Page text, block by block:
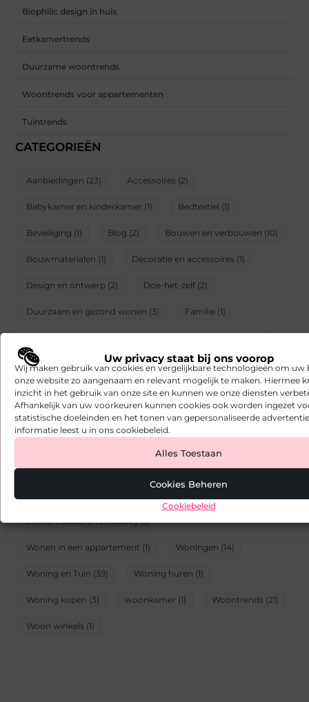
Uw privacy staat bij ons voorop
Wij maken gebruik van cookies en vergelijkbare technologieën om uw
onze website zo aangenaam en relevant mogelijk te maken. Hiermee
inzicht in het gebruik van onze site en kunnen we onze diensten
Afhankelijk van uw voorkeuren kunnen cookies ook worden ingezet
statistische doeleinden en het tonen van gepersonaliseerde
informatie leest u in ons cookiebeleid.
Alles Toestaan
Cookies Beheren
Cookiebeleid
Biophilic design in huis
Eetkamertrends
Duurzame woontrends
Woontrends voor appartementen
Tuintrends
CATEGORIEËN
Aanbiedingen (23) Accessoires (2)
Babykamer en kinderkamer (1) Bedtextiel (1)
Beveiliging (1) Blog (2) Bouwen en verbouwen (10)
Bouwmaterialen (1) Decoratie en accessoires (1)
Design en ontwerp (2) Doe-het-zelf (2)
Duurzaam en gezond wonen (3) Familie (1)
Isolatie(2) Kopen huren verhuizen(1)
Landelijk leven(1) Meubels (1)
Muur plafond en wand(1) Raamdecoratie(2)
Slim wonen en beveiliging(1) Tuin inrichting(4)
Werken studeren en hobby(1)
Wonen in een appartement (1) Woningen (14)
Woning en Tuin (39) Woning huren (1)
Woning kopen (3) woonkamer (1) Woontrends (21)
Woon winkels (1)